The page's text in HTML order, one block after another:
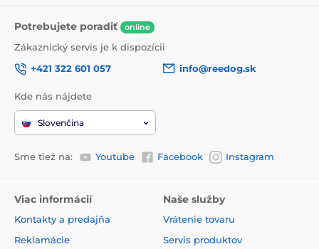
modernou technológiou, ktorá reaguje
psa. Rozlíšenie je preto veľmi presné azabraňuje
Potrebujete poradiť online
Zákaznický servis je k dispozícii
+421 322 601 057
info@reedog.sk
Kde nás nájdete
Slovenčina
Sme tiež na: Youtube Facebook Instagram
Viac informácií
Kontakty a predajňa
Reklamácie
Naše služby
Vrátenie tovaru
Servis produktov